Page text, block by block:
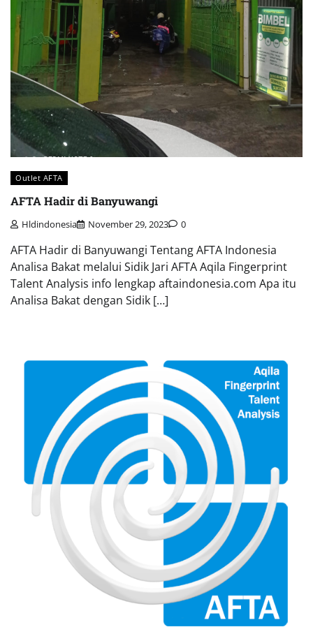
Outlet AFTA
AFTA Hadir di Banyuwangi
Hldindonesia November 29, 2023 0
AFTA Hadir di Banyuwangi Tentang AFTA Indonesia
Analisa Bakat melalui Sidik Jari AFTA Aqila Fingerprint
Talent Analysis info lengkap aftaindonesia.com Apa itu
Analisa Bakat dengan Sidik […]